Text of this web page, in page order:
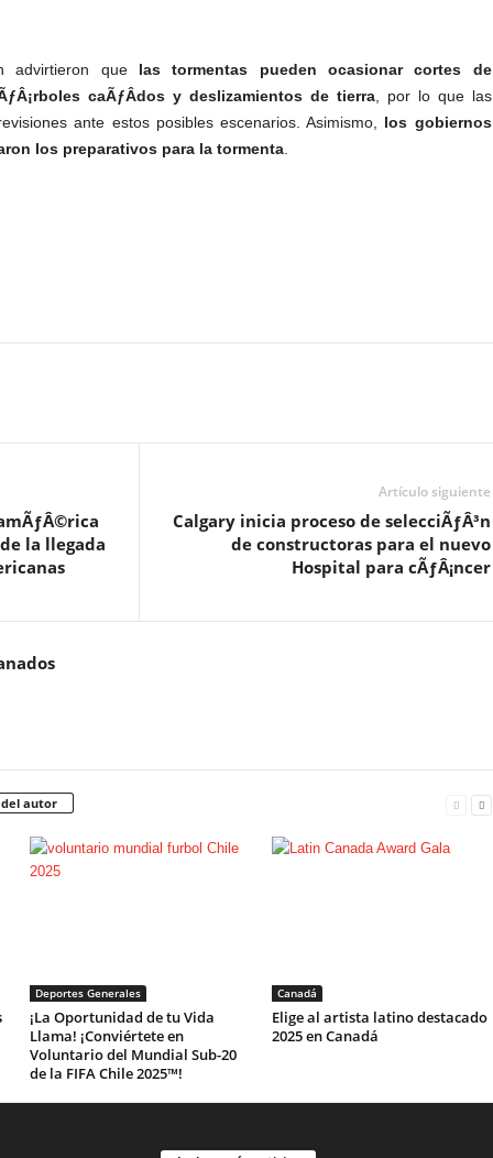
advirtieron que las tormentas pueden ocasionar cortes de
caÃƒÂ­dos y deslizamientos de tierra, por lo que las
ante estos posibles escenarios. Asimismo, los gobiernos
los preparativos para la tormenta.
la llegada
Artículo siguiente
Calgary inicia proceso de selecciÃƒÂ³n
de constructoras para el nuevo
Hospital para cÃƒÂ¡ncer
del autor
Deportes Generales
¡La Oportunidad de tu Vida
Llama! ¡Conviértete en
Voluntario del Mundial Sub-20
de la FIFA Chile 2025™!
Canadá
Elige al artista latino destacado
2025 en Canadá